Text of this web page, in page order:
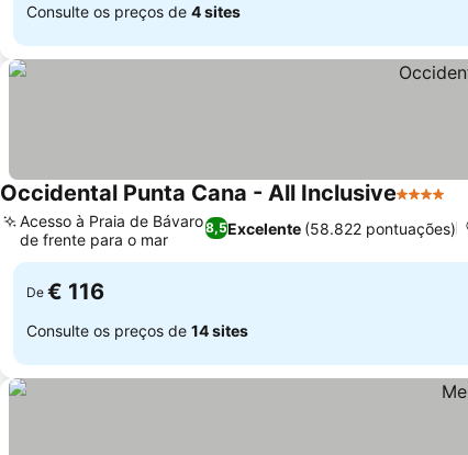
Consulte os preços de 4 sites
Occidental Punta Cana - All Inclusive4 Estrelas
8,5Excelente (58.822 pontuações)
Acesso à Praia de Bávaro
de frente para o mar
De € 116
Consulte os preços de 14 sites